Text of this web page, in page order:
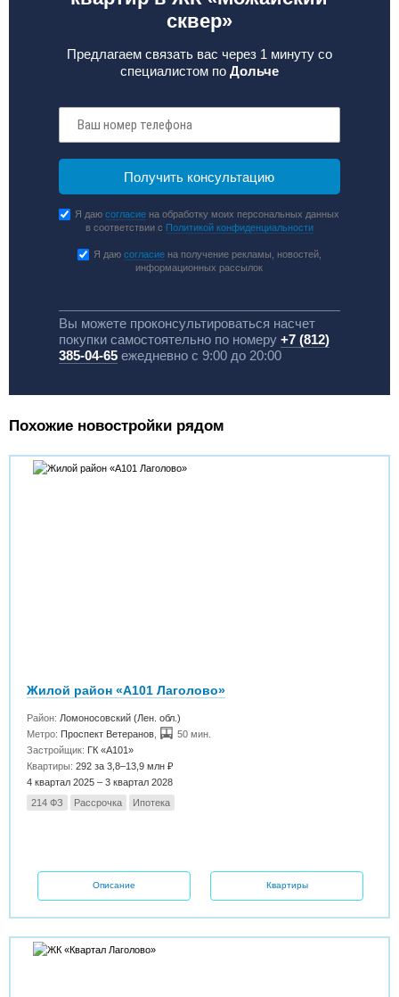
сквер»
Предлагаем связать вас через 1 минуту со
специалистом по Дольче
Я даюсогласие на обработку моих персональных данных
в соответствии с Политикой конфиденциальности
Я даю согласиена получение рекламы, новостей,
информационных рассылок
Вы можете проконсультироваться насчет
покупки самостоятельно по номеру +7 (812)
385-04-65ежедневно с 9:00 до 20:00
Похожие новостройки рядом
Жилой район «А101 Лаголово»
Район: Ломоносовский (Лен. обл.)
Метро: Проспект Ветеранов
50 мин.
Застройщик: ГК «А101»
Квартиры:292 за 3,8–13,9 млн ₽
4 квартал 2025 – 3 квартал 2028
214 ФЗ
Рассрочка Ипотека
Описание Квартиры